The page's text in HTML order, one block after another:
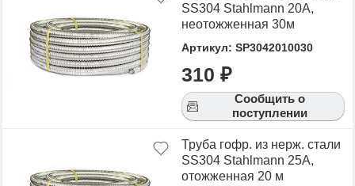
SS304 Stahlmann 20A,
неотожженная 30м
Артикул: SP3042010030
310 ₽
Сообщить о
поступлении
Труба гофр. из нерж. стали
SS304 Stahlmann 25A,
отожженная 20 м